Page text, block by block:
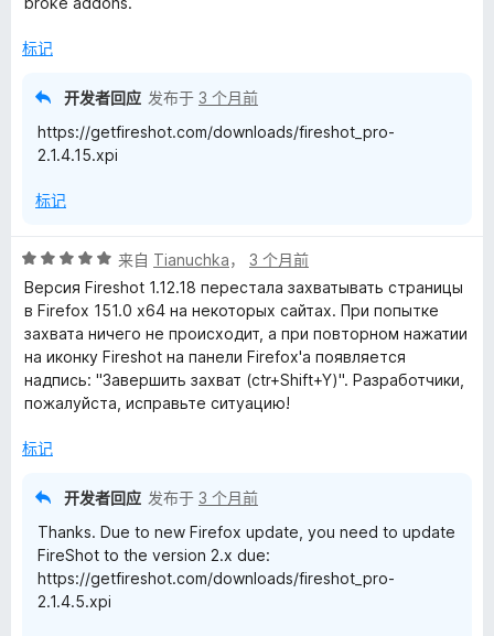
标记
开发者回应 发布于 3 个月前
https://getfireshot.com/downloads/fireshot_pro-
2.1.4.15.xpi
标记
评
分
5
/
5
来自 Tianuchka， 3 个月前
Версия Fireshot 1.12.18 перестала захватывать страницы
в Firefox 151.0 x64 на некоторых сайтах. При попытке
захвата ничего не происходит, а при повторном нажатии
на иконку Fireshot на панели Firefox'а появляется
надпись: "Завершить захват (ctr+Shift+Y)". Разработчики,
пожалуйста, исправьте ситуацию!
标记
开发者回应 发布于 3 个月前
Thanks. Due to new Firefox update, you need to update
FireShot to the version 2.x due:
https://getfireshot.com/downloads/fireshot_pro-
2.1.4.5.xpi